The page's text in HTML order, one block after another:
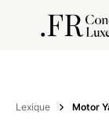
Lexique Motor